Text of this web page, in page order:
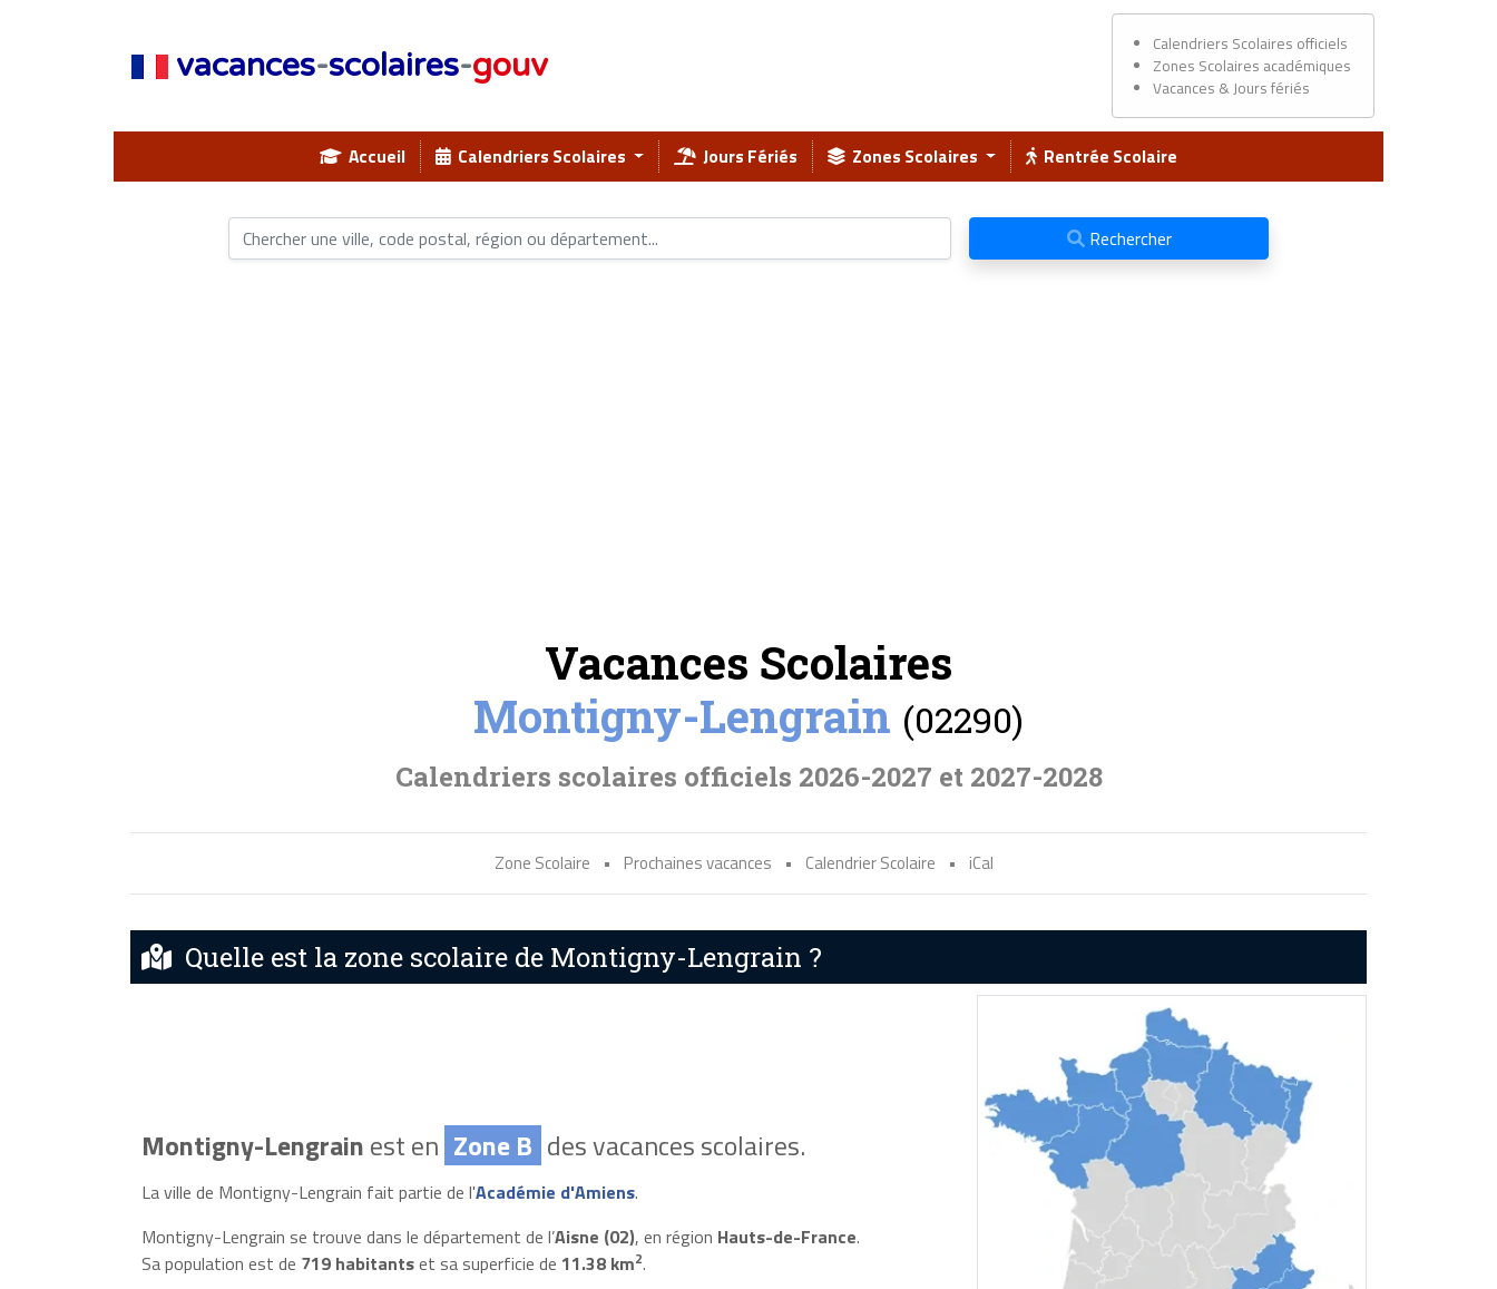
vacances-scolaires-gouv
Calendriers Scolaires officiels
Zones Scolaires académiques
Vacances & Jours fériés
Accueil Calendriers Scolaires Jours Fériés Zones Scolaires Rentrée Scolaire
Rechercher
Vacances Scolaires
Montigny-Lengrain (02290)
Calendriers scolaires officiels 2026-2027 et 2027-2028
Zone Scolaire • Prochaines vacances • Calendrier Scolaire • iCal
Quelle est la zone scolaire de Montigny-Lengrain ?
Montigny-Lengrainest en Zone B des vacances scolaires.
La ville de Montigny-Lengrain fait partie de l'Académie d'Amiens.
Montigny-Lengrain se trouve dans le département de l’Aisne (02), en région Hauts-de-France.
Sa population est de 719 habitantset sa superficie de 11.38 km2.